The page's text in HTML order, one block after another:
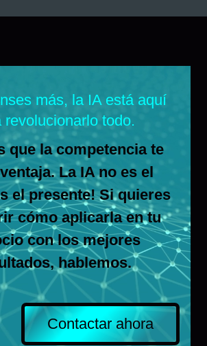
más, la IA está aquí
revolucionarlo todo.
que la competencia te
La IA no es el
el presente! Si quieres
cómo aplicarla en tu
con los mejores
hablemos.
Contactar ahora